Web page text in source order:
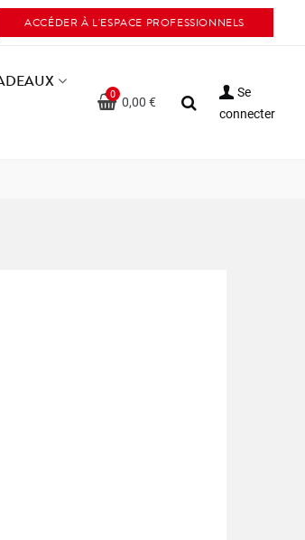
ACCÉDER À L'ESPACE PROFESSIONNELS
0
0,00 €
Se
connecter